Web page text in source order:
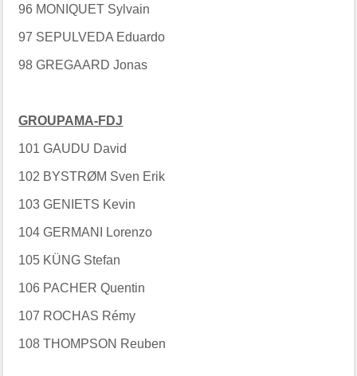
96 MONIQUET Sylvain
97 SEPULVEDA Eduardo
98 GREGAARD Jonas
GROUPAMA-FDJ
101 GAUDU David
102 BYSTRØM Sven Erik
103 GENIETS Kevin
104 GERMANI Lorenzo
105 KÜNG Stefan
106 PACHER Quentin
107 ROCHAS Rémy
108 THOMPSON Reuben